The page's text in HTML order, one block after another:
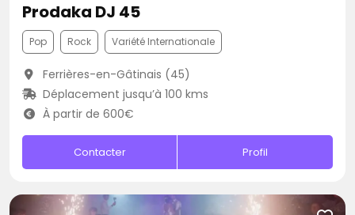
Prodaka DJ 45
Pop Rock Variété Internationale
Ferrières-en-Gâtinais (45)
Déplacement jusqu’à 100 kms
À partir de 600€
Contacter Profil